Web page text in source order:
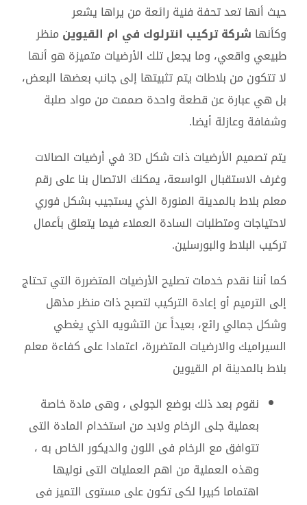
حيث أنها تعد تحفة فنية رائعة من يراها يشعر
وكأنها شركة تركيب انترلوك في ام القيوين منظر
طبيعي واقعي، وما يجعل تلك الأرضيات متميزة هو أنها
لا تتكون من بلاطات يتم تثبيتها إلى جانب بعضها البعض،
بل هي عبارة عن قطعة واحدة صممت من مواد صلبة
وشفافة وعازلة أيضا.
يتم تصميم الأرضيات ذات شكل 3D في أرضيات الصالات
وغرف الاستقبال الواسعة، يمكنك الاتصال بنا على رقم
معلم بلاط بالمدينة المنورة الذي يستجيب بشكل فوري
لاحتياجات ومتطلبات السادة العملاء فيما يتعلق بأعمال
تركيب البلاط والبورسلين.
كما أننا نقدم خدمات تصليح الأرضيات المتضررة التي تحتاج
إلى الترميم أو إعادة التركيب لتصبح ذات منظر مذهل
وشكل جمالي رائع، بعيداً عن التشويه الذي يغطي
السيراميك والارضيات المتضررة، اعتمادا على كفاءة معلم
بلاط بالمدينة ام القيوين
نقوم بعد ذلك بوضع الجولى ، وهى مادة خاصة
بعملية جلى الرخام ولابد من استخدام المادة التى
تتوافق مع الرخام فى اللون والديكور الخاص به ،
وهذه العملية من اهم العمليات التى نوليها
اهتماما كبيرا لكى تكون على مستوى التميز فى